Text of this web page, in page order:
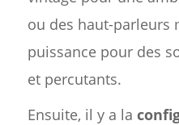
ou des haut-parleurs
puissance pour des
et percutants.
Ensuite, il y a la